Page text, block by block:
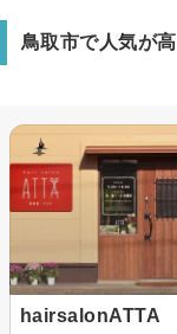
鳥取市で人気が
hairsalonATTA